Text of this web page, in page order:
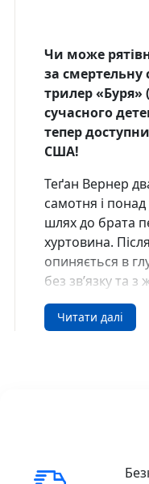
Чи може
за смертельну
трилер «Буря»
сучасного
тепер
США!
Теґан Вернер
самотня і
шлях до брата
хуртовина.
опиняється в
без зв’язку та
дитини. Поява
дивом — він
психологічну
Читати далі